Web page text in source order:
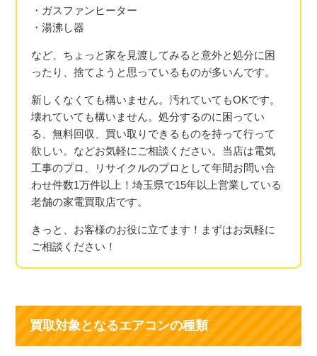
・ガスファンヒーター
・湯沸し器
など、ちょっと家を見渡してみると意外と処分に困
ったり、捨てようと思っているものが多いんです。
新しくなくても構いません。汚れていてもOKです。
壊れていても構いません。処分するのに困ってい
る、無料回収、買い取りできるものを持って行って
欲しい。などお気軽にご相談ください。当店は電気
工事のプロ、リサイクルのプロとして年間お問い合
わせ件数1万件以上！埼玉県で15年以上営業している
老舗の家電買取店です。
きっと、お客様のお役に立てます！まずはお気軽に
ご相談ください！
買取対象となるエアコンの種類